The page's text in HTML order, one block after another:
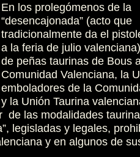
En los prolegómenos de la
“desencajonada” (acto que
tradicionalmente da el
a la feria de julio
de peñas taurinas de Bous
Comunidad Valenciana, la
emboladores de la
y la Unión Taurina
de las modalidades
legisladas y legales,
y en algunos de